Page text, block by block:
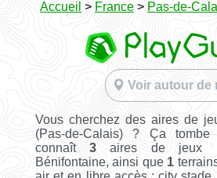
Accueil > France > Pas-de-
Voir autour de
Vous cherchez des aires de
(Pas-de-Calais) ? Ça tombe
connaît3 aires de jeux
Bénifontaine, ainsi que 1